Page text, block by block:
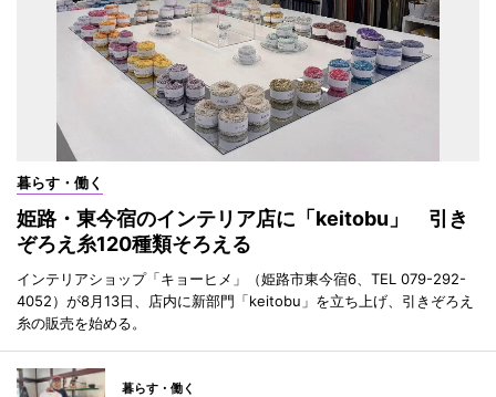
暮らす・働く
姫路・東今宿のインテリア店に「keitobu」 引き
ぞろえ糸120種類そろえる
インテリアショップ「キョーヒメ」（姫路市東今宿6、TEL 079-292-
4052）が8月13日、店内に新部門「keitobu」を立ち上げ、引きぞろえ
糸の販売を始める。
暮らす・働く